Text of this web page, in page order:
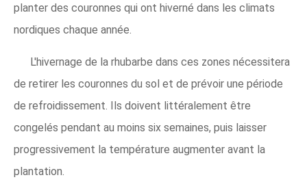
planter des couronnes qui ont hiverné dans les climats
nordiques chaque année.
L'hivernage de la rhubarbe dans ces zones nécessitera
de retirer les couronnes du sol et de prévoir une période
de refroidissement. Ils doivent littéralement être
congelés pendant au moins six semaines, puis laisser
progressivement la température augmenter avant la
plantation.